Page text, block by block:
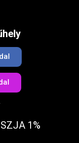
1%​